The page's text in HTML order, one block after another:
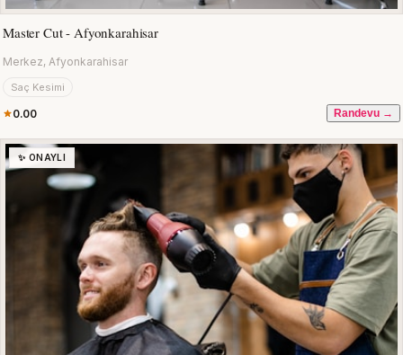
Master Cut - Afyonkarahisar
Merkez, Afyonkarahisar
Saç Kesimi
0.00 Randevu →
✨ ONAYLI